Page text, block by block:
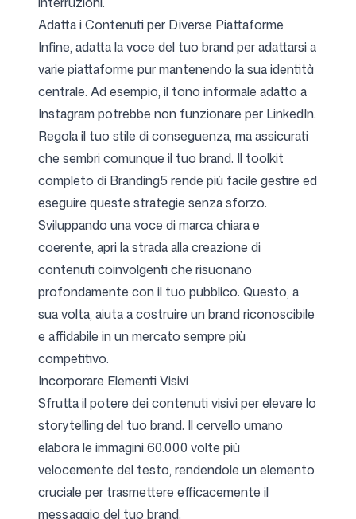
Adatta i Contenuti per Diverse Piattaforme
Infine, adatta la voce del tuo brand per adattarsi a
varie piattaforme pur mantenendo la sua identità
centrale. Ad esempio, il tono informale adatto a
Instagram potrebbe non funzionare per LinkedIn.
Regola il tuo stile di conseguenza, ma assicurati
che sembri comunque il tuo brand. Il toolkit
completo di Branding5 rende più facile gestire ed
eseguire queste strategie senza sforzo.
Sviluppando una voce di marca chiara e
coerente, apri la strada alla creazione di
contenuti coinvolgenti che risuonano
profondamente con il tuo pubblico. Questo, a
sua volta, aiuta a costruire un brand riconoscibile
e affidabile in un mercato sempre più
competitivo.
Incorporare Elementi Visivi
Sfrutta il potere dei contenuti visivi per elevare lo
storytelling del tuo brand. Il cervello umano
elabora le immagini 60.000 volte più
velocemente del testo, rendendole un elemento
cruciale per trasmettere efficacemente il
messaggio del tuo brand.